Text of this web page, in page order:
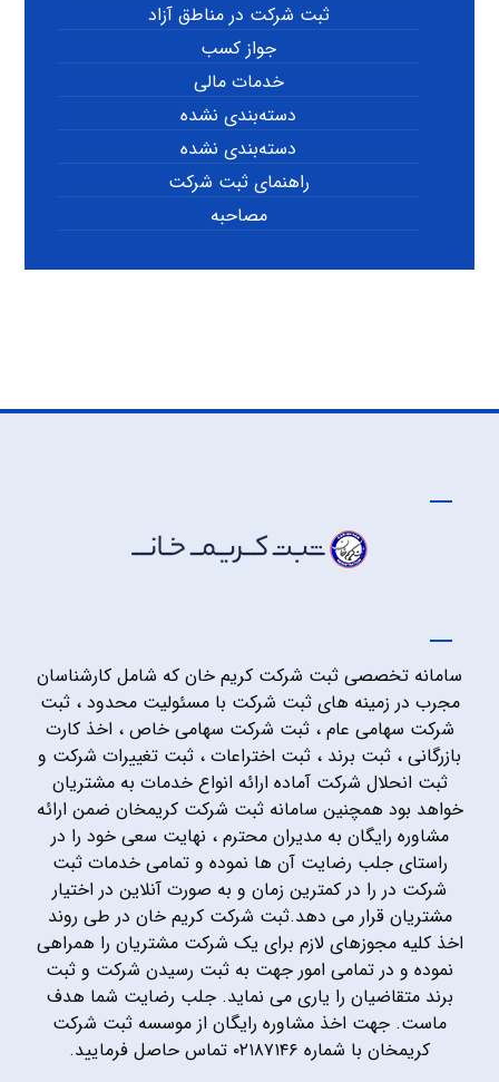
ثبت شرکت در مناطق آزاد
جواز کسب
خدمات مالی
دسته‌بندی نشده
دسته‌بندی نشده
راهنمای ثبت شرکت
مصاحبه
سامانه تخصصی ثبت شرکت کریم خان که شامل کارشناسان
مجرب در زمینه های ثبت شرکت با مسئولیت محدود ، ثبت
شرکت سهامی عام ، ثبت شرکت سهامی خاص ، اخذ کارت
بازرگانی ، ثبت برند ، ثبت اختراعات ، ثبت تغییرات شرکت و
ثبت انحلال شرکت آماده ارائه انواع خدمات به مشتریان
خواهد بود همچنین سامانه ثبت شرکت کریمخان ضمن ارائه
مشاوره رایگان به مدیران محترم ، نهایت سعی خود را در
راستای جلب رضایت آن ها نموده و تمامی خدمات ثبت
شرکت در را در کمترین زمان و به صورت آنلاین در اختیار
مشتریان قرار می دهد.ثبت شرکت کریم خان در طی روند
اخذ کلیه مجوزهای لازم برای یک شرکت مشتریان را همراهی
نموده و در تمامی امور جهت به ثبت رسیدن شرکت و ثبت
برند متقاضیان را یاری می نماید. جلب رضایت شما هدف
ماست. جهت اخذ مشاوره رایگان از موسسه ثبت شرکت
کریمخان با شماره ۰۲۱۸۷۱۴۶ تماس حاصل فرمایید.